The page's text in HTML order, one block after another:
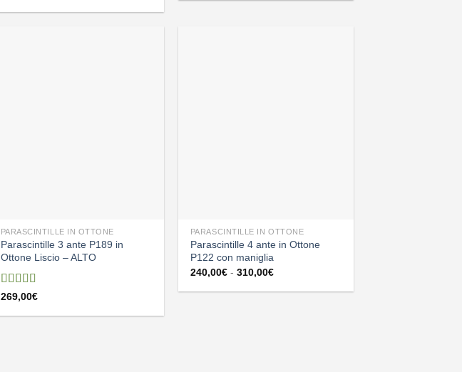
PARASCINTILLE IN OTTONE
Parascintille 3 ante P189 in
Ottone Liscio – ALTO
Valutato
269,00€
PARASCINTILLE IN OTTONE
Parascintille 4 ante in Ottone
P122 con maniglia
240,00€ - 310,00€Fascia
prezzo: